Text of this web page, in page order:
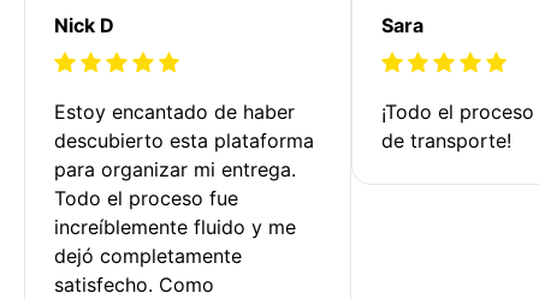
Nick D
Estoy encantado de haber
descubierto esta plataforma
para organizar mi entrega.
Todo el proceso fue
increíblemente fluido y me
dejó completamente
satisfecho. Como
Sara
¡Todo el
de transporte!